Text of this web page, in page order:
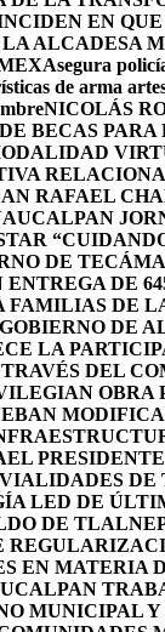
EN
LA ALCADESA
Asegura
de arma
NICOLÁS
BECAS
RAFAEL
DE
DE
FAMILIAS DE
GOBIERNO DE
LA
DEL
OBRA
EL
DE
LED DE
DE
EN MATERIA
MUNICIPAL